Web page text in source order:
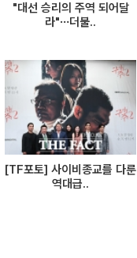
"대선 승리의 주역 되어달
라"…더불..
[TF포토] 사이비종교를 다룬
역대급..